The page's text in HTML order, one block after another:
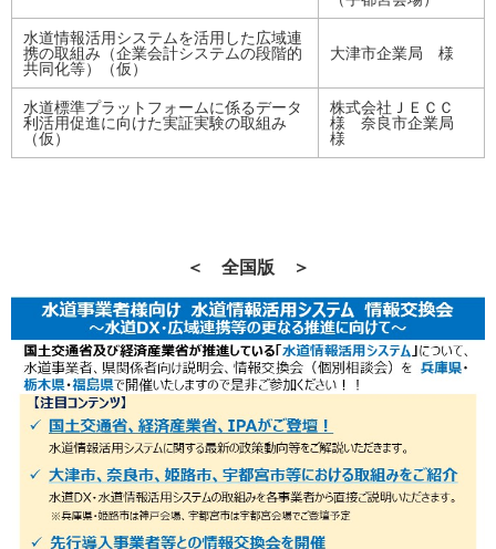
水道情報活用システムを活用した広域連
携の取組み（企業会計システムの段階的
共同化等）（仮）
大津市企業局 様
水道標準プラットフォームに係るデータ
利活用促進に向けた実証実験の取組み
（仮）
株式会社ＪＥＣＣ
様 奈良市企業局
様
＜ 全国版 ＞